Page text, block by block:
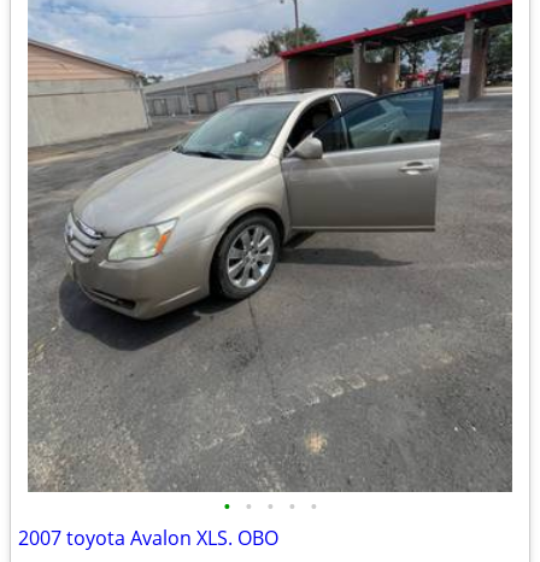
• • • • •
2007 toyota Avalon XLS. OBO